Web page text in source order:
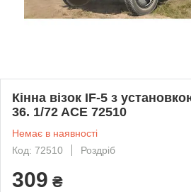
Кінна візок IF-5 з
36. 1/72 ACE 72510
Немає в наявності
Код: 72510
Роздріб
309 ₴